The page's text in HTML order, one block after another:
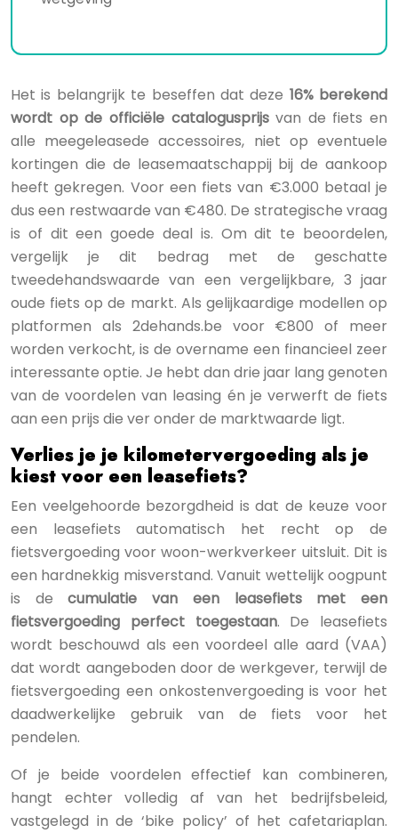
Het is belangrijk te beseffen dat deze 16% berekend
wordt op de officiële catalogusprijsvan de fiets en
alle meegeleasede accessoires, niet op eventuele
kortingen die de leasemaatschappij bij de aankoop
heeft gekregen. Voor een fiets van €3.000 betaal je
dus een restwaarde van €480. De strategische vraag
is of dit een goede deal is. Om dit te beoordelen,
vergelijk je dit bedrag met de geschatte
tweedehandswaarde van een vergelijkbare, 3 jaar
oude fiets op de markt. Als gelijkaardige modellen op
platformen als 2dehands.be voor €800 of meer
worden verkocht, is de overname een financieel zeer
interessante optie. Je hebt dan drie jaar lang genoten
van de voordelen van leasing én je verwerft de fiets
aan een prijs die ver onder de marktwaarde ligt.
Verlies je je kilometervergoeding als je
kiest voor een leasefiets?
Een veelgehoorde bezorgdheid is dat de keuze voor
een leasefiets automatisch het recht op de
fietsvergoeding voor woon-werkverkeer uitsluit. Dit is
een hardnekkig misverstand. Vanuit wettelijk oogpunt
is decumulatie van een leasefiets met een
fietsvergoeding perfect toegestaan. De leasefiets
wordt beschouwd als een voordeel alle aard (VAA)
dat wordt aangeboden door de werkgever, terwijl de
fietsvergoeding een onkostenvergoeding is voor het
daadwerkelijke gebruik van de fiets voor het
pendelen.
Of je beide voordelen effectief kan combineren,
hangt echter volledig af van het bedrijfsbeleid,
vastgelegd in de ‘bike policy’ of het cafetariaplan.